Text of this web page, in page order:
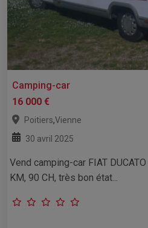
Camping-car
16 000 €
Poitiers,Vienne
30 avril 2025
Vend camping-car FIAT
KM, 90 CH, très bon état...